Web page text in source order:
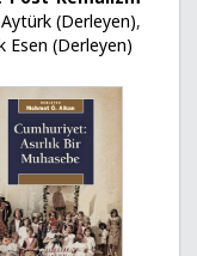
(Derleyen),
Esen (Derleyen)